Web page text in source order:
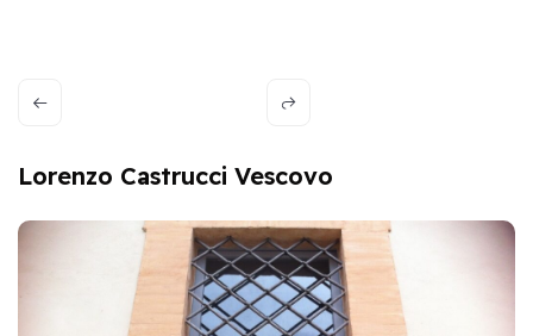
Lorenzo Castrucci Vescovo